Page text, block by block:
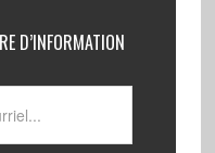
D’INFORMATION